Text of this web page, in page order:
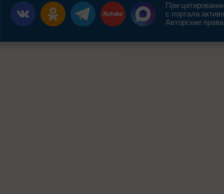
При
с портала
Авторские